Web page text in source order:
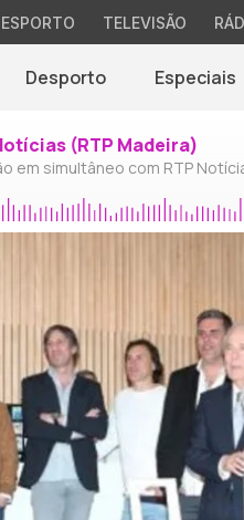
TELEVISÃO
Desporto Especiais
(RTP Madeira)
em simultâneo com RTP